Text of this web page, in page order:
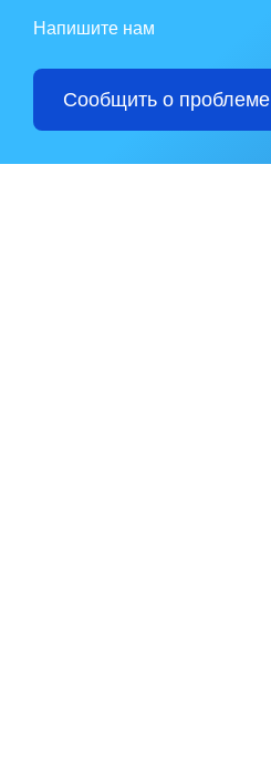
Напишите нам
Сообщить о проблеме